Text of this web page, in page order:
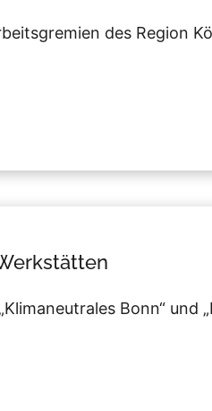
des Region
Bonn“